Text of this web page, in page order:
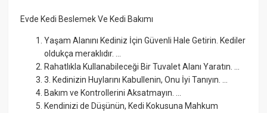
Evde Kedi Beslemek Ve Kedi Bakımı
Yaşam Alanını Kediniz İçin Güvenli Hale Getirin. Kediler
oldukça meraklıdır. ...
Rahatlıkla Kullanabileceği Bir Tuvalet Alanı Yaratın. ...
3. Kedinizin Huylarını Kabullenin, Onu İyi Tanıyın. ...
Bakım ve Kontrollerini Aksatmayın. ...
Kendinizi de Düşünün, Kedi Kokusuna Mahkum